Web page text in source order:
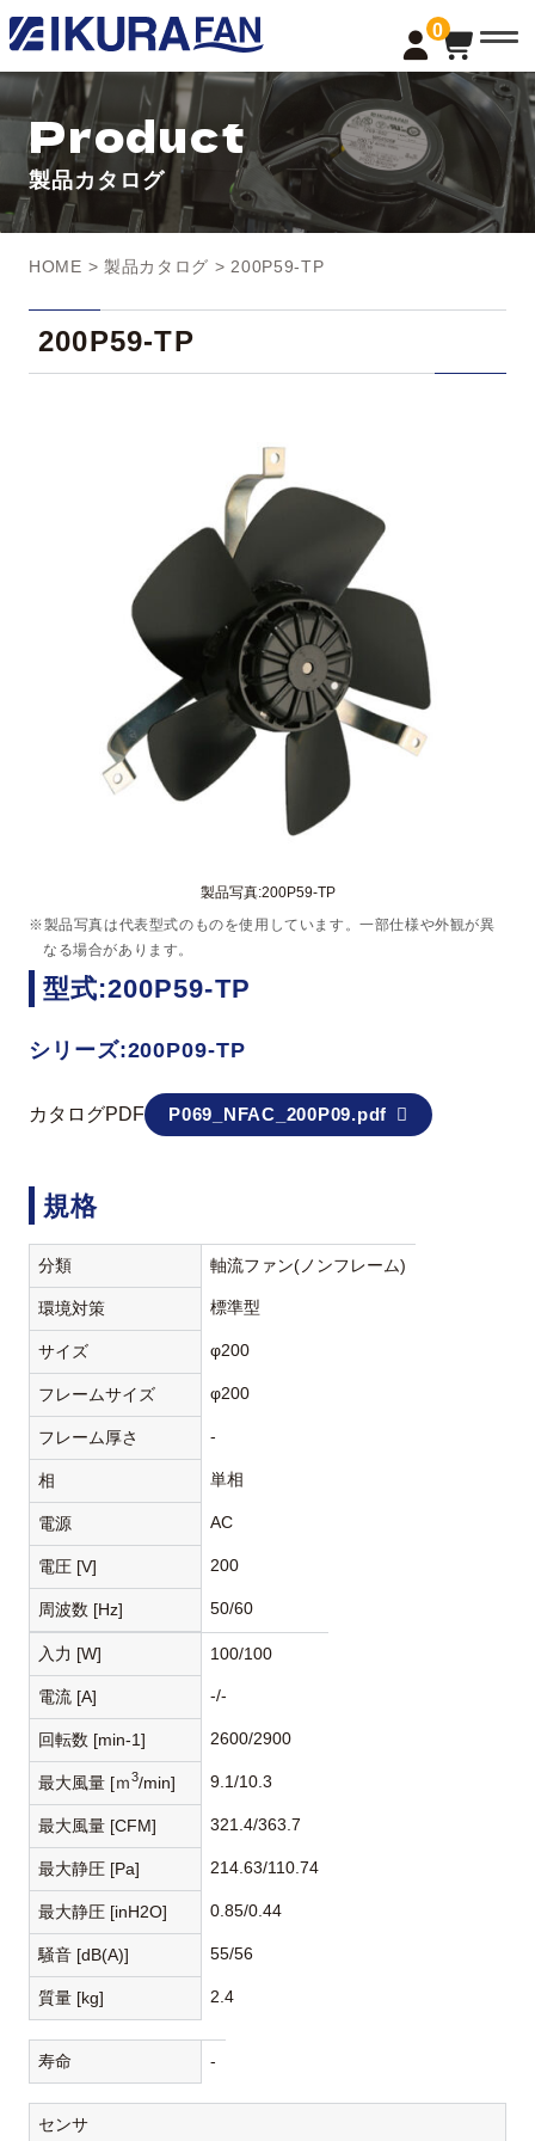
0
t
o
g
l
e
a
v
i
g
a
n
Product
製品カタログ
HOME > 製品カタログ > 200P59-TP
200P59-TP
製品写真:200P59-TP
※製品写真は代表型式のものを使用しています。一部仕様や外観が異
なる場合があります。
型式:200P59-TP
シリーズ:200P09-TP
カタログPDF P069_NFAC_200P09.pdf
規格
分類 軸流ファン(ノンフレーム)
環境対策 標準型
サイズ φ200
フレームサイズ φ200
フレーム厚さ -
相 単相
電源 AC
電圧 [V] 200
周波数 [Hz] 50/60
入力 [W] 100/100
電流 [A] -/-
回転数 [min-1] 2600/2900
最大風量 [ｍ3/min] 9.1/10.3
最大風量 [CFM] 321.4/363.7
最大静圧 [Pa] 214.63/110.74
最大静圧 [inH2O] 0.85/0.44
騒音 [dB(A)] 55/56
質量 [kg] 2.4
寿命 -
センサ